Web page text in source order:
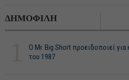
ΔΗΜΟΦΙΛΗ
O Mr. Big Short προειδοποιεί για
του 1987